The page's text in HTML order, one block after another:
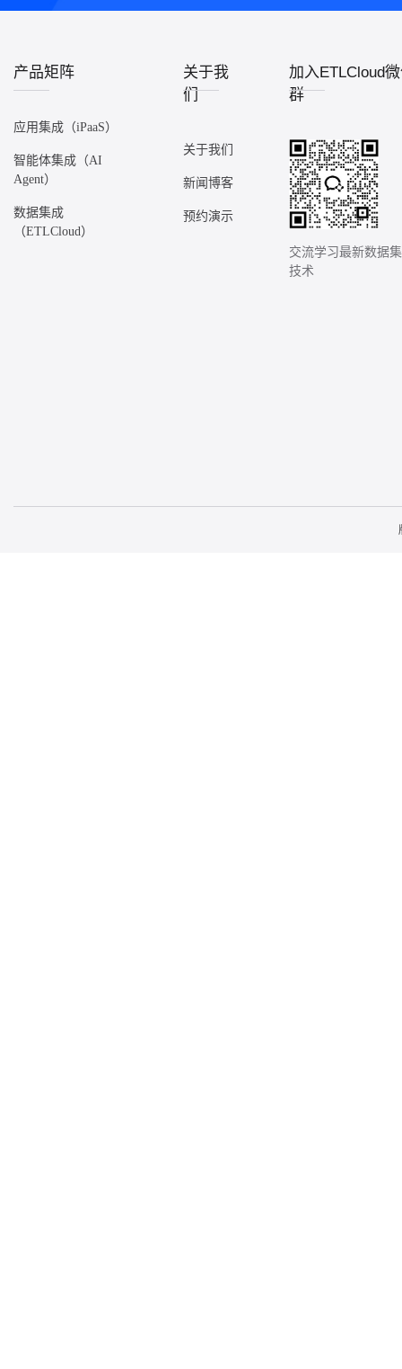
产品矩阵
应用集成（iPaaS）
智能体集成（AI
Agent）
数据集成
（ETLCloud）
关于我
们
关于我们
新闻博客
预约演示
加入ETLCloud
群
交流学习最新数据
技术